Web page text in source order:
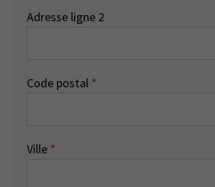
Adresse ligne 2
Code postal *
Ville *